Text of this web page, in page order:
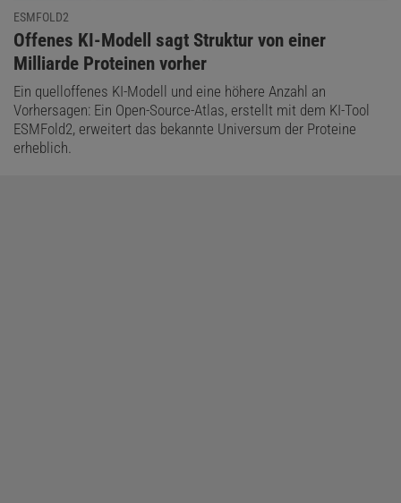
ESMFOLD2
:
Offenes KI-Modell sagt Struktur von einer
Milliarde Proteinen vorher
Ein quelloffenes KI-Modell und eine höhere Anzahl an
Vorhersagen: Ein Open-Source-Atlas, erstellt mit dem KI-Tool
ESMFold2, erweitert das bekannte Universum der Proteine
erheblich.